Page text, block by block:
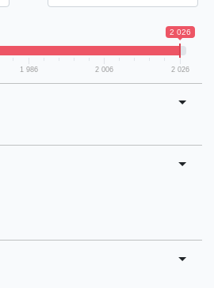
2 026
1 986 2 006 2 026